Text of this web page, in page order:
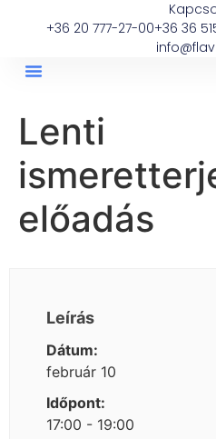
+36 20 777-27-00+36 36
Lenti
előadás
Leírás
Dátum:
február 10
Időpont:
17:00 - 19:00